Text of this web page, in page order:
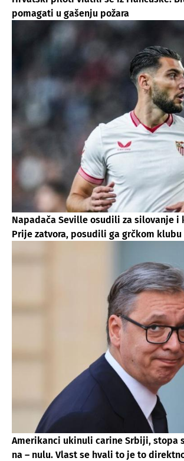
pomagati u gašenju požara
Napadača Seville osudili za silovanje i
Prije zatvora, posudili ga grčkom klubu
Amerikanci ukinuli carine Srbiji, stopa
na – nulu. Vlast se hvali to je to